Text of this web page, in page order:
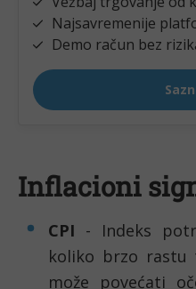
Inflacioni
CPI - Indeks
koliko brzo rastu
može povećati